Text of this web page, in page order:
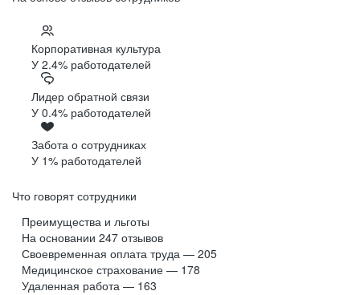
Корпоративная культура
У 2.4% работодателей
Лидер обратной связи
У 0.4% работодателей
Забота о сотрудниках
У 1% работодателей
Что говорят сотрудники
Преимущества и льготы
На основании 247 отзывов
Своевременная оплата труда — 205
Медицинское страхование — 178
Удаленная работа — 163